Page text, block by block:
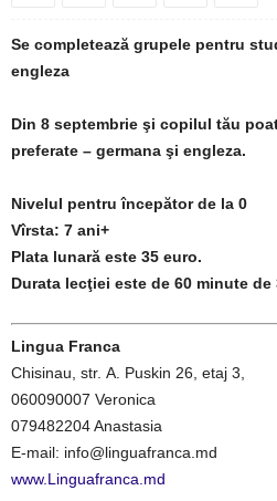
Se completează grupele pentru
engleza
Din 8 septembrie şi copilul tău
preferate – germana şi engleza.
Nivelul pentru începător de la 0
Vîrsta: 7 ani+
Plata lunară este 35 euro.
Durata lecţiei este de 60 minute
Lingua Franca
Chisinau, str. A. Puskin 26, etaj 3,
060090007 Veronica
079482204 Anastasia
E-mail: info@linguafranca.md
www.Linguafranca.md